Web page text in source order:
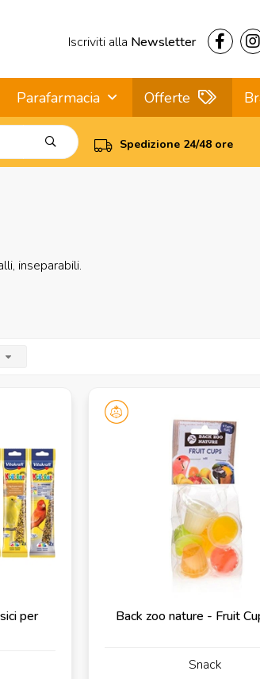
Iscriviti alla Newsletter
Parafarmacia Offerte
Spedizione 24/48 ore
inseparabili.
per
Back zoo nature - Fruit
Snack